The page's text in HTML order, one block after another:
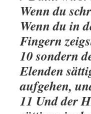
Wenn du
Wenn du in
Fingern
10 sondern
Elenden
aufgehen,
11 Und der